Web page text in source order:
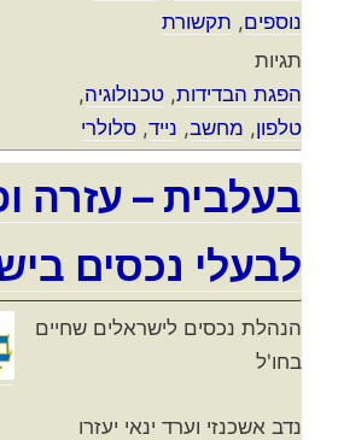
נוספים, תקשורת
תגיות
הפגת הבדידות, טכנולוגיה,
טלפון, מחשב, נייד, סלולרי
בעלבית – עזרה
לבעלי נכסים
הנהלת נכסים לישראלים שחיים
בחו'ל
נדב אשכנזי וערד ינאי יעזרו